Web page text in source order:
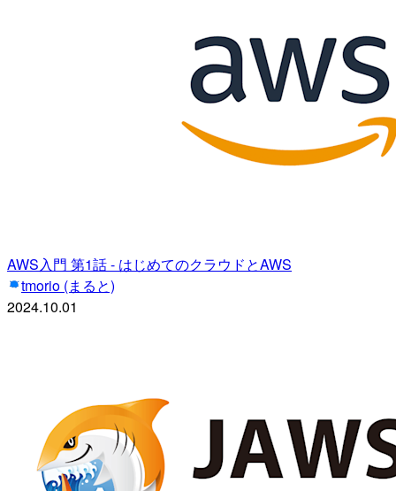
AWS入門 第1話 - はじめてのクラウドとAWS
tmorio (まると)
2024.10.01